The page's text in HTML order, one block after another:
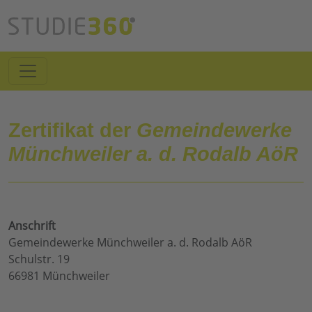
Zertifikat der Gemeindewerke
Münchweiler a. d. Rodalb AöR
Anschrift
Gemeindewerke Münchweiler a. d. Rodalb AöR
Schulstr. 19
66981 Münchweiler